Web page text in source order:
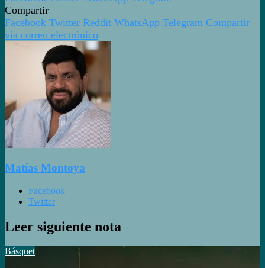
Compartir
Facebook Twitter Reddit WhatsApp Telegram Compartir
vía correo electrónico
Matías Montoya
Facebook
Twitter
Leer siguiente nota
Básquet